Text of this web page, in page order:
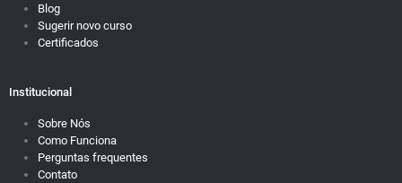
Blog
Sugerir novo curso
Certificados
Institucional
Sobre Nós
Como Funciona
Perguntas frequentes
Contato